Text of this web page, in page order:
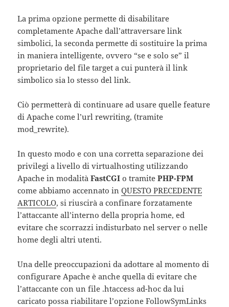
La prima opzione permette di disabilitare
completamente Apache dall’attraversare link
simbolici, la seconda permette di sostituire la prima
in maniera intelligente, ovvero “se e solo se” il
proprietario del file target a cui punterà il link
simbolico sia lo stesso del link.
Ciò permetterà di continuare ad usare quelle feature
di Apache come l’url rewriting, (tramite
mod_rewrite).
In questo modo e con una corretta separazione dei
privilegi a livello di virtualhosting utilizzando
Apache in modalitàFastCGI o tramitePHP-FPM
come abbiamo accennato inQUESTO PRECEDENTE
ARTICOLO, si riuscirà a confinare forzatamente
l’attaccante all’interno della propria home, ed
evitare che scorrazzi indisturbato nel server o nelle
home degli altri utenti.
Una delle preoccupazioni da adottare al momento di
configurare Apache è anche quella di evitare che
l’attaccante con un file .htaccess ad-hoc da lui
caricato possa riabilitare l’opzione FollowSymLinks